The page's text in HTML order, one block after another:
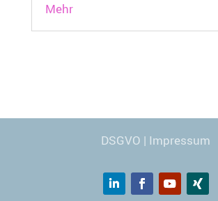
Mehr
DSGVO | Impressum